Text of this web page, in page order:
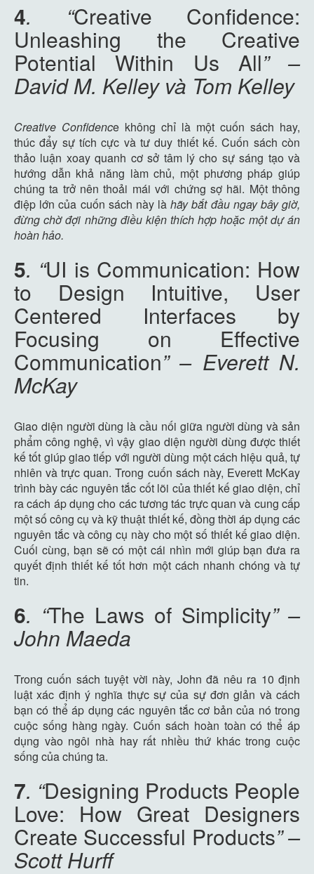
4. “Creative Confidence:
Unleashing the Creative
Potential Within Us All” –
David M. Kelley và Tom Kelley
Creative Confidence không chỉ là một cuốn sách hay,
thúc đẩy sự tích cực và tư duy thiết kế. Cuốn sách còn
thảo luận xoay quanh cơ sở tâm lý cho sự sáng tạo và
hướng dẫn khả năng làm chủ, một phương pháp giúp
chúng ta trở nên thoải mái với chứng sợ hãi. Một thông
điệp lớn của cuốn sách này làhãy bắt đầu ngay bây giờ,
đừng chờ đợi những điều kiện thích hợp hoặc một dự án
hoàn hảo.
5. “UI is Communication: How
to Design Intuitive, User
Centered Interfaces by
Focusing on Effective
Communication” – Everett N.
McKay
Giao diện người dùng là cầu nối giữa người dùng và sản
phẩm công nghệ, vì vậy giao diện người dùng được thiết
kế tốt giúp giao tiếp với người dùng một cách hiệu quả, tự
nhiên và trực quan. Trong cuốn sách này, Everett McKay
trình bày các nguyên tắc cốt lõi của thiết kế giao diện, chỉ
ra cách áp dụng cho các tương tác trực quan và cung cấp
một số công cụ và kỹ thuật thiết kế, đồng thời áp dụng các
nguyên tắc và công cụ này cho một số thiết kế giao diện.
Cuối cùng, bạn sẽ có một cái nhìn mới giúp bạn đưa ra
quyết định thiết kế tốt hơn một cách nhanh chóng và tự
tin.
6. “The Laws of Simplicity” –
John Maeda
Trong cuốn sách tuyệt vời này, John đã nêu ra 10 định
luật xác định ý nghĩa thực sự của sự đơn giản và cách
bạn có thể áp dụng các nguyên tắc cơ bản của nó trong
cuộc sống hàng ngày. Cuốn sách hoàn toàn có thể áp
dụng vào ngôi nhà hay rất nhiều thứ khác trong cuộc
sống của chúng ta.
7. “Designing Products People
Love: How Great Designers
Create Successful Products” –
Scott Hurff